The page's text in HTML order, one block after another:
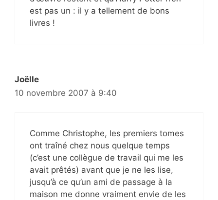
est pas un : il y a tellement de bons
livres !
Joëlle
10 novembre 2007 à 9:40
Comme Christophe, les premiers tomes
ont traîné chez nous quelque temps
(c’est une collègue de travail qui me les
avait prêtés) avant que je ne les lise,
jusqu’à ce qu’un ami de passage à la
maison me donne vraiment envie de les